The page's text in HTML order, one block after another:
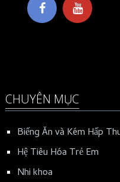
CHUYÊN MỤC
Biếng Ăn và Kém Hấp
Hệ Tiêu Hóa Trẻ Em
Nhi khoa